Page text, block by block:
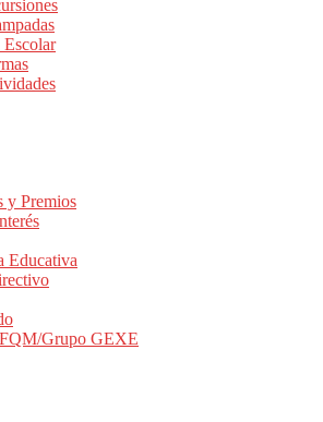
y Premios
Educativa
Grupo GEXE